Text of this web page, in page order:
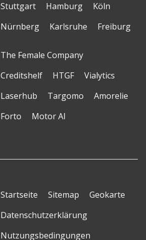
Stuttgart
Hamburg
Köln
Nürnberg
Karlsruhe Freiburg
The Female Company
Creditshelf
HTGF
Vialytics
Laserhub
Targomo
Amorelie
Forto
Motor AI
Startseite Sitemap
Geokarte
Datenschutzerklärung
Nutzungsbedingungen